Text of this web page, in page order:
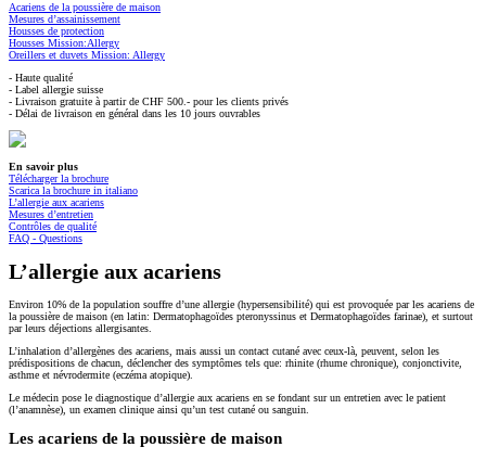
Acariens de la poussière de maison
Mesures d’assainissement
Housses de protection
Housses Mission:Allergy
Oreillers et duvets Mission: Allergy
- Haute qualité
- Label allergie suisse
- Livraison gratuite à partir de CHF 500.- pour les clients privés
- Délai de livraison en général dans les 10 jours ouvrables
En savoir plus
Télécharger la brochure
Scarica la brochure in italiano
L’allergie aux acariens
Mesures d’entretien
Contrôles de qualité
FAQ - Questions
L’allergie aux acariens
Environ 10% de la population souffre d’une allergie (hypersensibilité) qui est provoquée par les acariens de
la poussière de maison (en latin: Dermatophagoïdes pteronyssinus et Dermatophagoïdes farinae), et surtout
par leurs déjections allergisantes.
L’inhalation d’allergènes des acariens, mais aussi un contact cutané avec ceux-là, peuvent, selon les
prédispositions de chacun, déclencher des symptômes tels que: rhinite (rhume chronique), conjonctivite,
asthme et névrodermite (eczéma atopique).
Le médecin pose le diagnostique d’allergie aux acariens en se fondant sur un entretien avec le patient
(l’anamnèse), un examen clinique ainsi qu’un test cutané ou sanguin.
Les acariens de la poussière de maison